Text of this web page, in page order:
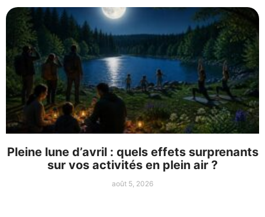
Pleine lune d’avril : quels effets surprenants
sur vos activités en plein air ?
août 5, 2026